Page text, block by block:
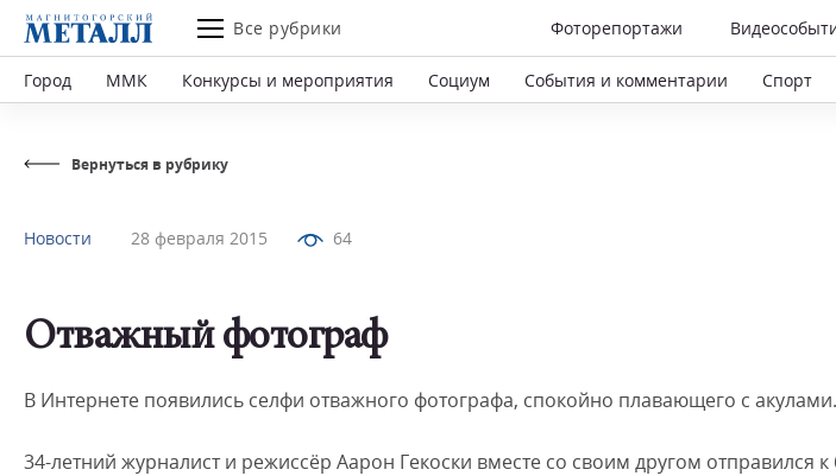
Все рубрики Фоторепортажи
Город ММК Конкурсы и мероприятия Социум События и комментарии Спорт
Вернуться в рубрику
Новости 28 февраля 2015 64
Отважный фотограф
В Интернете появились селфи отважного фотографа, спокойно плавающего с акулами.
34-летний журналист и режиссёр Аарон Гекоски вместе со своим другом отправился